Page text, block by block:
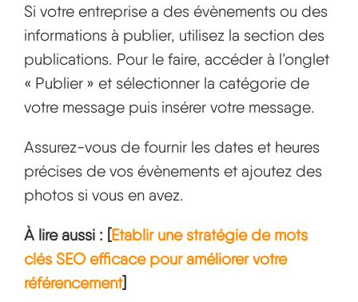
Si votre entreprise a des évènements ou des
informations à publier, utilisez la section des
publications. Pour le faire, accéder à l’onglet
« Publier » et sélectionner la catégorie de
votre message puis insérer votre message.
Assurez-vous de fournir les dates et heures
précises de vos évènements et ajoutez des
photos si vous en avez.
À lire aussi : [Etablir une stratégie de mots
clés SEO efficace pour améliorer votre
référencement]